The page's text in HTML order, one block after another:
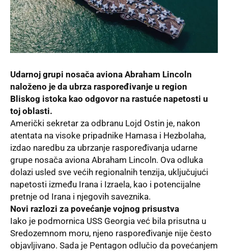
Udarnoj grupi nosača aviona Abraham Lincoln
naloženo je da ubrza raspoređivanje u region
Bliskog istoka kao odgovor na rastuće napetosti u
toj oblasti.
Američki sekretar za odbranu Lojd Ostin je, nakon
atentata na visoke pripadnike Hamasa i Hezbolaha,
izdao naredbu za ubrzanje raspoređivanja udarne
grupe nosača aviona Abraham Lincoln. Ova odluka
dolazi usled sve većih regionalnih tenzija, uključujući
napetosti između Irana i Izraela, kao i potencijalne
pretnje od Irana i njegovih saveznika.
Novi razlozi za povećanje vojnog prisustva
Iako je podmornica USS Georgia već bila prisutna u
Sredozemnom moru, njeno raspoređivanje nije često
objavljivano. Sada je Pentagon odlučio da povećanjem